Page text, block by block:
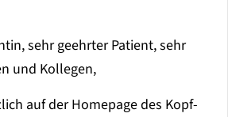
sehr geehrter Patient, sehr
und Kollegen,
auf der Homepage des Kopf-